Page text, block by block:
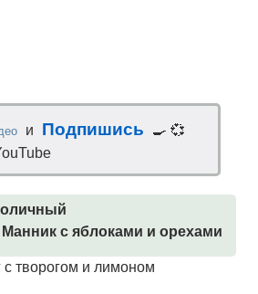
и Подпишись
🍳 💞
Манник с яблоками и орехами
творогом и лимоном